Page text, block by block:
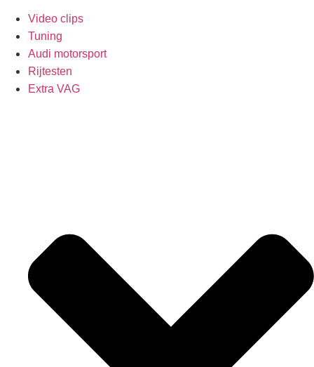
Video clips
Tuning
Audi motorsport
Rijtesten
Extra VAG